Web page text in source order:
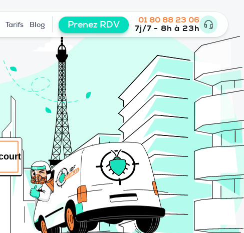
Tarifs Blog Prenez RDV
01 80 88 23 06
7j/7 - 8h à 23h